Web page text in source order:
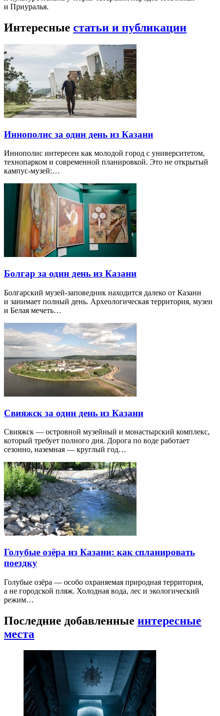
и Приуралья.
Интересные статьи и публикации
Иннополис за один день из Казани
Иннополис интересен как молодой город с университетом,
технопарком и современной планировкой. Это не открытый
кампус-музей:…
Болгар за один день из Казани
Болгарский музей-заповедник находится далеко от Казани
и занимает полный день. Археологическая территория, музеи
и Белая мечеть…
Свияжск за один день из Казани
Свияжск — островной музейный и монастырский комплекс,
который требует полного дня. Дорога по воде работает
сезонно, наземная — круглый год…
Голубые озёра из Казани: как спланировать
поездку
Голубые озёра — особо охраняемая природная территория,
а не городской пляж. Холодная вода, лес и экологический
режим…
Последние добавленные интересные
места